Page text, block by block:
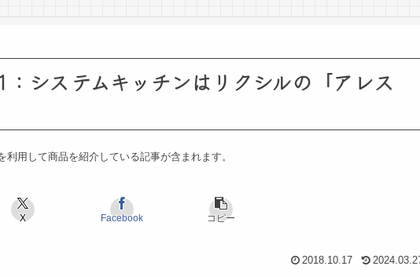
システムキッチンはリクシルの「アレス
用して商品を紹介している記事が含まれます。
X Facebook コピー
2018.10.17